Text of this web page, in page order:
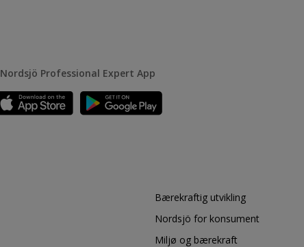
Nordsjö Professional Expert App
Bærekraftig utvikling
Nordsjö for konsument
Miljø og bærekraft